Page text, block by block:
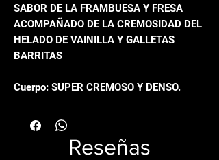
SABOR DE LA FRAMBUESA Y FRESA
ACOMPAÑADO DE LA CREMOSIDAD DEL
HELADO DE VAINILLA Y GALLETAS
BARRITAS
Cuerpo: SUPER CREMOSO Y DENSO.
Reseñas